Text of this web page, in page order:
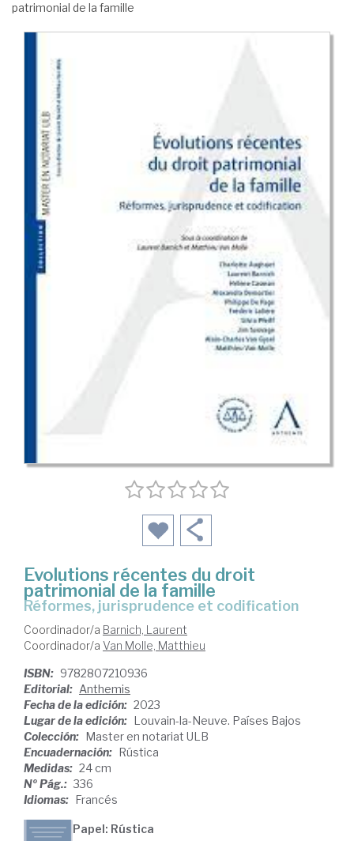
patrimonial de la famille
Evolutions récentes du droit
patrimonial de la famille
Réformes, jurisprudence et codification
Coordinador/a Barnich, Laurent
Coordinador/a Van Molle, Matthieu
ISBN: 9782807210936
Editorial: Anthemis
Fecha de la edición: 2023
Lugar de la edición: Louvain-la-Neuve. Países Bajos
Colección: Master en notariat ULB
Encuadernación: Rústica
Medidas: 24 cm
Nº Pág.: 336
Idiomas: Francés
Papel: Rústica